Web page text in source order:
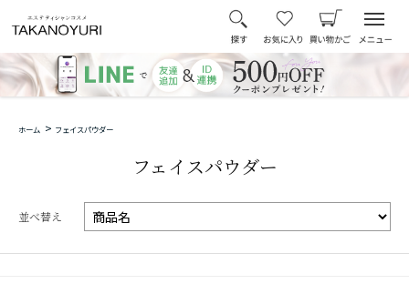
フェイスパウダー
並べ替え
ホーム > フェイスパウダー